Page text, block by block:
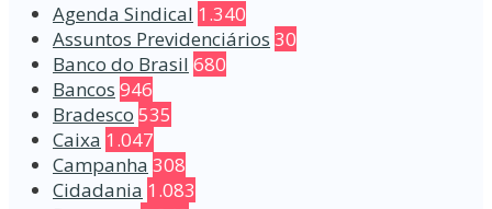
Agenda Sindical 1.340
Assuntos Previdenciários 30
Banco do Brasil 680
Bancos 946
Bradesco 535
Caixa 1.047
Campanha 308
Cidadania 1.083